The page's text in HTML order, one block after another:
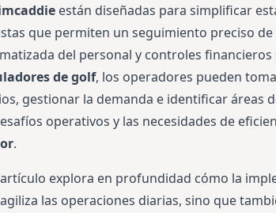
están diseñadas para simplificar
que permiten un seguimiento preciso
del personal y controles financieros
de golf, los operadores pueden
gestionar la demanda e identificar áreas
operativos y las necesidades de
.
explora en profundidad cómo la
las operaciones diarias, sino que